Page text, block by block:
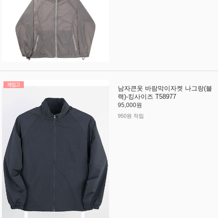
남자큰옷 바람막이자켓 나그랑(블
랙)-킹사이즈 T58977
95,000원
950원 적립